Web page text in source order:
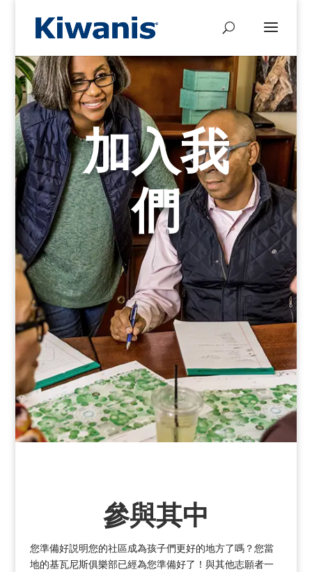
加入我
們
參與其中
您準備好説明您的社區成為孩子們更好的地方了嗎？您當
地的基瓦尼斯俱樂部已經為您準備好了！與其他志願者一